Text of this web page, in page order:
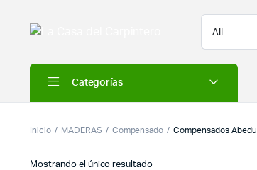
Categorías
Inicio MADERAS Compensado Compensados Abedul
Mostrando el único resultado